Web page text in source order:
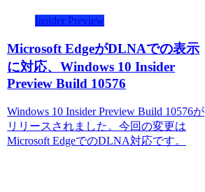
Insider Preview
Microsoft EdgeがDLNAでの表示
に対応、Windows 10 Insider
Preview Build 10576
Windows 10 Insider Preview Build 10576が
リリースされました。今回の変更は
Microsoft EdgeでのDLNA対応です。